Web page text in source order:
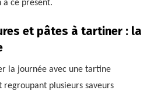
à ce présent.
et pâtes à tartiner : la
la journée avec une tartine
plusieurs saveurs